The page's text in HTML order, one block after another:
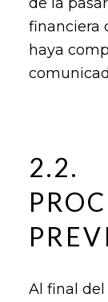
financiera
haya
2.2.
Al final del